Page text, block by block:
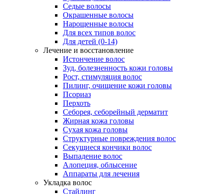
Седые волосы
Окрашенные волосы
Нарощенные волосы
Для всех типов волос
Для детей (0-14)
Лечение и восстановление
Истончение волос
Зуд, болезненность кожи головы
Рост, стимуляция волос
Пилинг, очищение кожи головы
Псориаз
Перхоть
Себорея, себорейный дерматит
Жирная кожа головы
Сухая кожа головы
Структурные повреждения волос
Секущиеся кончики волос
Выпадение волос
Алопеция, облысение
Аппараты для лечения
Укладка волос
Стайлинг